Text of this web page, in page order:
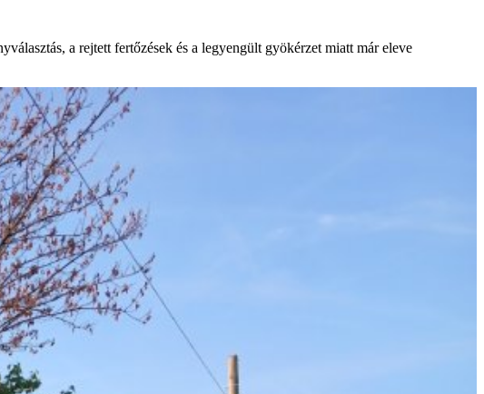
a rejtett fertőzések és a legyengült gyökérzet miatt már eleve